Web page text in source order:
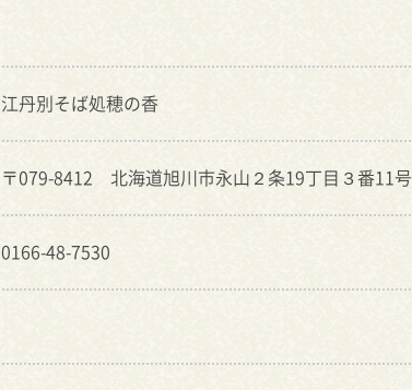
江丹別そば処穂の香
〒079-8412 北海道旭川市永山２条19丁目３番11号
0166-48-7530